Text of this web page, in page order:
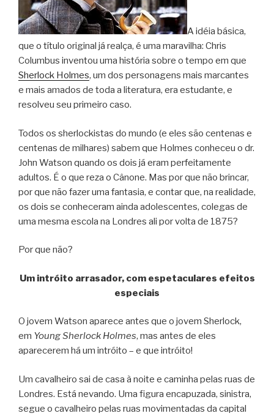
A idéia básica,
que o título original já realça, é uma maravilha: Chris
Columbus inventou uma história sobre o tempo em que
Sherlock Holmes, um dos personagens mais marcantes
e mais amados de toda a literatura, era estudante, e
resolveu seu primeiro caso.
Todos os sherlockistas do mundo (e eles são centenas e
centenas de milhares) sabem que Holmes conheceu o dr.
John Watson quando os dois já eram perfeitamente
adultos. É o que reza o Cânone. Mas por que não brincar,
por que não fazer uma fantasia, e contar que, na realidade,
os dois se conheceram ainda adolescentes, colegas de
uma mesma escola na Londres ali por volta de 1875?
Por que não?
Um intróito arrasador, com espetaculares efeitos
especiais
O jovem Watson aparece antes que o jovem Sherlock,
em Young Sherlock Holmes, mas antes de eles
aparecerem há um intróito – e que intróito!
Um cavalheiro sai de casa à noite e caminha pelas ruas de
Londres. Está nevando. Uma figura encapuzada, sinistra,
segue o cavalheiro pelas ruas movimentadas da capital